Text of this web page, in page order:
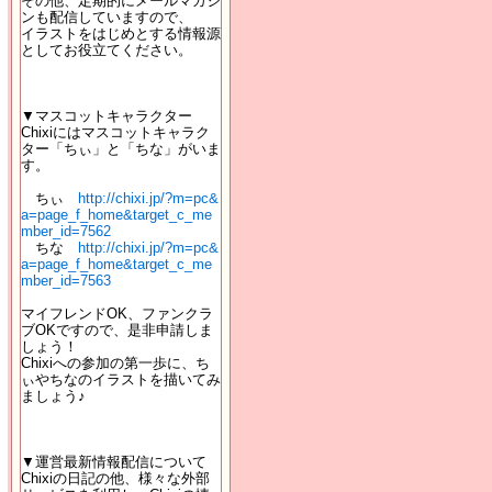
ンも配信していますので、
イラストをはじめとする情報源
としてお役立てください。
▼マスコットキャラクター
Chixiにはマスコットキャラク
ター「ちぃ」と「ちな」がいま
す。
ちぃ
http://chixi.jp/?m=pc&
a=page_f_home&target_c_me
mber_id=7562
ちな
http://chixi.jp/?m=pc&
a=page_f_home&target_c_me
mber_id=7563
マイフレンドOK、ファンクラ
ブOKですので、是非申請しま
しょう！
Chixiへの参加の第一歩に、ち
ぃやちなのイラストを描いてみ
ましょう♪
▼運営最新情報配信について
Chixiの日記の他、様々な外部